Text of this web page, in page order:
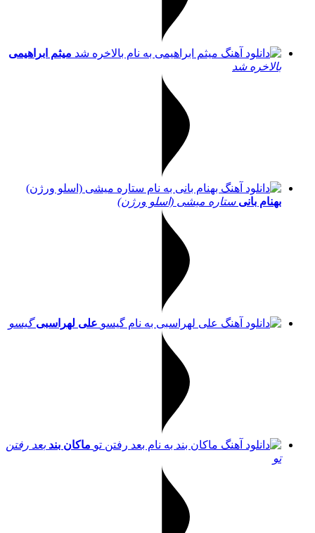
میثم ابراهیمی
بالاخره شد
بهنام بانی ستاره میشی (اسلو ورژن)
علی لهراسبی گیسو
ماکان بند بعد رفتن
تو